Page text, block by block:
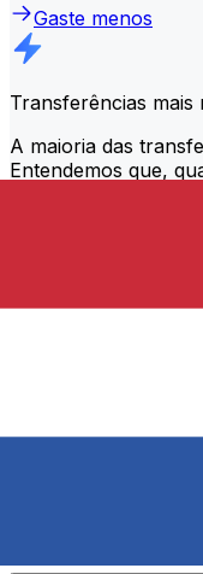
Gaste menos
Transferências mais
A maioria das
Entendemos que,
(Código de